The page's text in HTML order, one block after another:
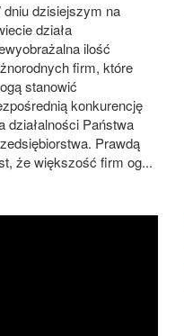
dniu dzisiejszym na
działa
ilość
firm, które
stanowić
konkurencję
działalności Państwa
Prawdą
że większość firm og...